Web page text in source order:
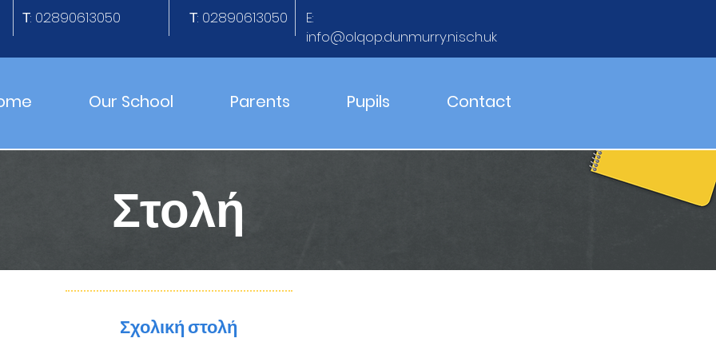
Our School Parents Pupils Contact
Τ: 02890613050 Τ: 02890613050
E:
info@olqop.dunmurry.ni.sch.uk
Στολή
Σχολική στολή